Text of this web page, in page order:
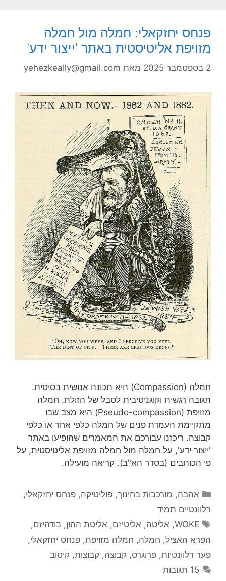
פנחס יחזקאלי: חמלה מול חמלה
מזויפת אליטיסטית באתר 'ייצור ידע'
2 בספטמבר 2025 מאת yehezkeally@gmail.com
חמלה (Compassion) היא תכונה אנושית בסיסית.
תגובה רגשית וקוגניטיבית לסבל של הזולת. חמלה
מזויפת (Pseudo-compassion) היא מצב שבו
מתקיימת העמדת פנים של חמלה כלפי אחר או כלפי
קבוצה. ריכזנו עבורכם את המאמרים שהופיעו באתר
'ייצור ידע', על חמלה מול חמלה מזויפת אליטיסטית, על
פי הכותבים (בסדר הא"ב). קריאה מועילה.
קטגוריות
אהבה, מורכבות בחינוך,פוליטיקה,פנחס יחזקאלי,
רלוונטיים תמיד
תגיות
WOKE
, אליטה, אליטיזם, אליטת ההון,בודהיזם,
הפרא האציל, חמלה, חמלה מזויפת, פנחס יחזקאלי,
פער רלוונטיות, פרוגרס, קבוצה, קבוצות, קיטוב
15 תגובות